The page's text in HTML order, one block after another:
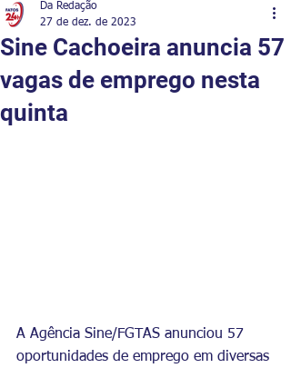
Sine Cachoeira anuncia 57
vagas de emprego nesta
quinta
Da Redação
27 de dez. de 2023
A Agência Sine/FGTAS anunciou 57
oportunidades de emprego em diversas